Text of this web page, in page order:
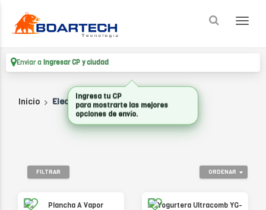
Enviar a Ingresar CP y ciudad
Inicio Electrodomesticos
ORDENAR
FILTRAR